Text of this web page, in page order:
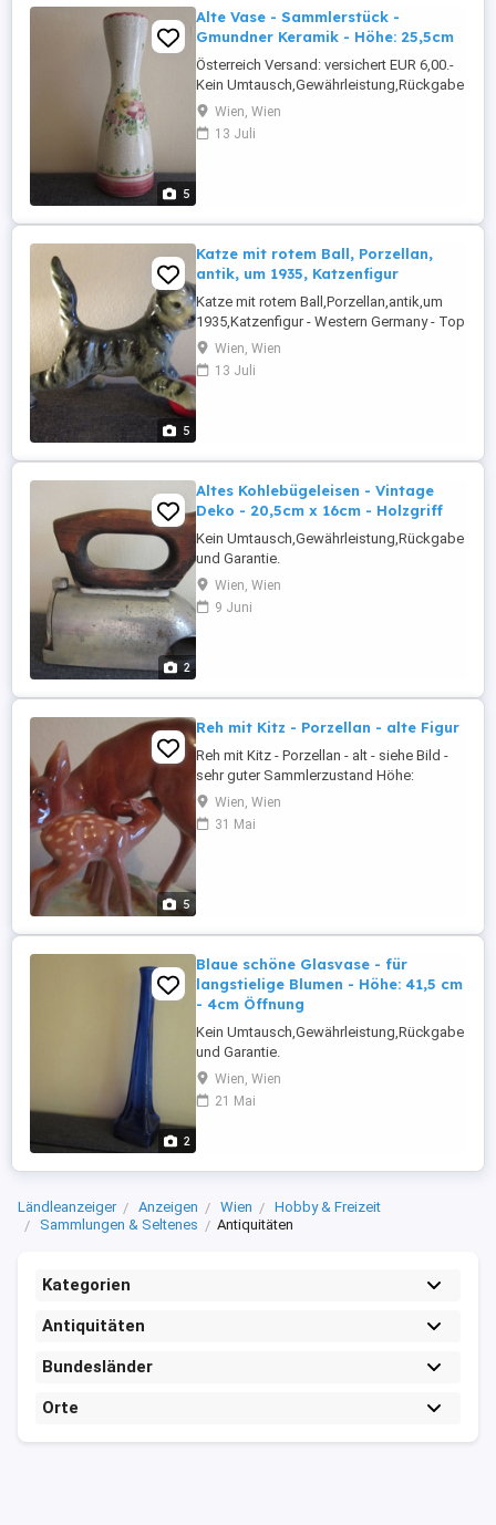
5
Alte Vase - Sammlerstück -
Gmundner Keramik - Höhe: 25,5cm
Österreich Versand: versichert EUR 6,00.-
Kein Umtausch,Gewährleistung,Rückgabe
und Garantie.
Wien, Wien
13 Juli
5
Katze mit rotem Ball, Porzellan,
antik, um 1935, Katzenfigur
Katze mit rotem Ball,Porzellan,antik,um
1935,Katzenfigur - Western Germany - Top
Zustand Max. Höhe: 11,5cm, Max.Länge:
15,5cm Österreich Versand: versichert EUR
5,00.- Kein
Wien, Wien
13 Juli
2
Altes Kohlebügeleisen - Vintage
Deko - 20,5cm x 16cm - Holzgriff
Kein Umtausch,Gewährleistung,Rückgabe
und Garantie.
Wien, Wien
9 Juni
5
Reh mit Kitz - Porzellan - alte Figur
Reh mit Kitz - Porzellan - alt - siehe Bild -
sehr guter Sammlerzustand Höhe:
11,5cm, - Länge: 11,3cm Österreich
Versand: versichert EUR 5,00.- Kein
Umtausch,Gewährleistung,Rückgabe und
Wien, Wien
31 Mai
2
Blaue schöne Glasvase - für
langstielige Blumen - Höhe: 41,5 cm
- 4cm Öffnung
Kein Umtausch,Gewährleistung,Rückgabe
und Garantie.
Wien, Wien
21 Mai
Ländleanzeiger Anzeigen Wien
Hobby & Freizeit
Sammlungen & Seltenes
Antiquitäten
Kategorien
Antiquitäten
Bundesländer
Orte